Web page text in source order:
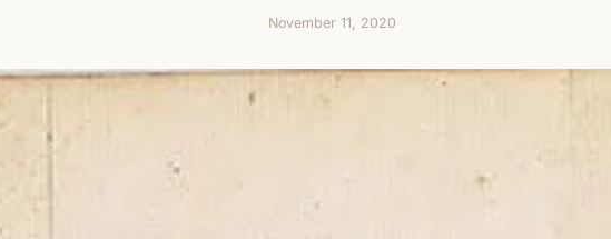
November 11, 2020